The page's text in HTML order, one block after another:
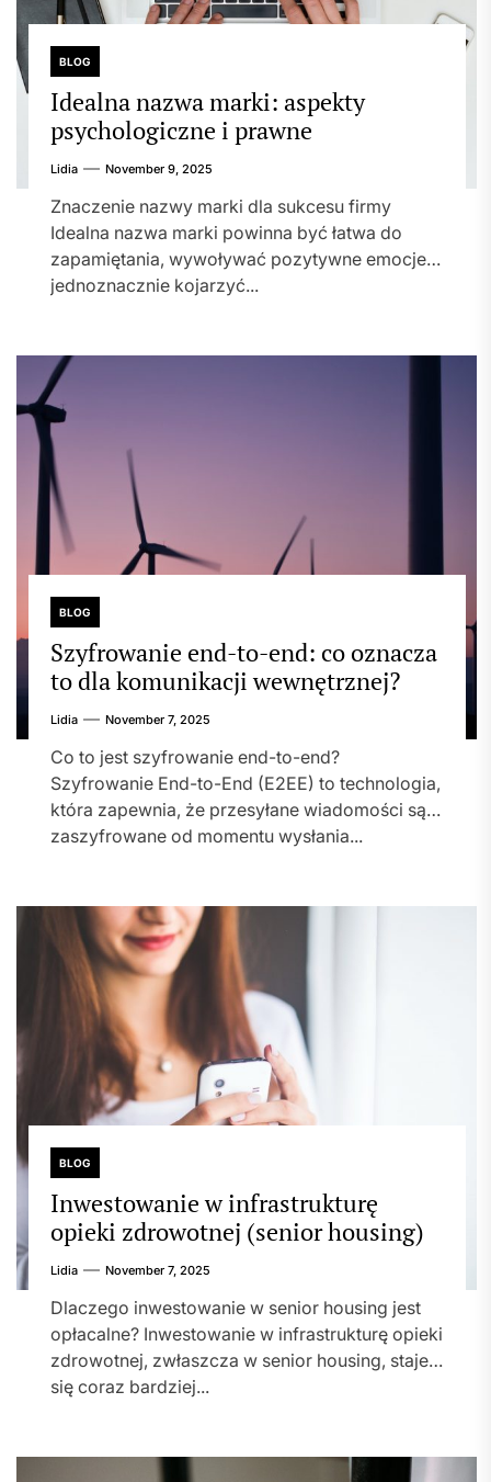
BLOG
Idealna nazwa marki: aspekty
psychologiczne i prawne
Lidia November 9, 2025
Znaczenie nazwy marki dla sukcesu firmy
Idealna nazwa marki powinna być łatwa do
zapamiętania, wywoływać pozytywne emocje i
jednoznacznie kojarzyć...
BLOG
Szyfrowanie end-to-end: co oznacza
to dla komunikacji wewnętrznej?
Lidia November 7, 2025
Co to jest szyfrowanie end-to-end?
Szyfrowanie End-to-End (E2EE) to technologia,
która zapewnia, że przesyłane wiadomości są
zaszyfrowane od momentu wysłania...
BLOG
Inwestowanie w infrastrukturę
opieki zdrowotnej (senior housing)
Lidia November 7, 2025
Dlaczego inwestowanie w senior housing jest
opłacalne? Inwestowanie w infrastrukturę opieki
zdrowotnej, zwłaszcza w senior housing, staje
się coraz bardziej...